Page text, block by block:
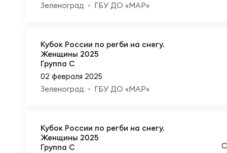
Зеленоград
ГБУ ДО «МАР»
Кубок России по регби на снегу.
Женщины 2025
Группа C
02 февраля 2025
Зеленоград
ГБУ ДО «МАР»
Кубок России по регби на снегу.
Женщины 2025
Группа C